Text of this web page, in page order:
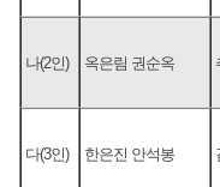
나(2인) 옥은림 권순옥
다(3인) 한은진 안석봉